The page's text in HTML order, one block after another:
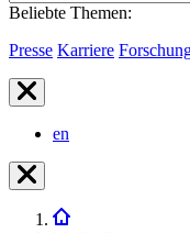
Beliebte Themen:
Presse Karriere
en